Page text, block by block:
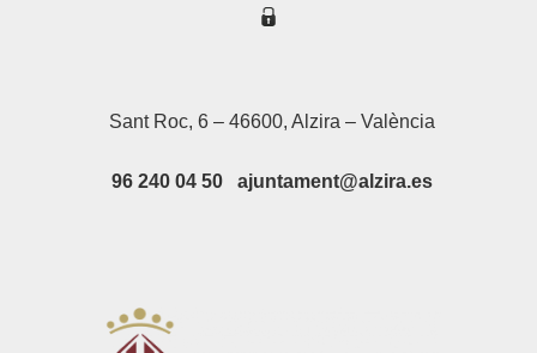
Sant Roc, 6 – 46600, Alzira – València
96 240 04 50 ajuntament@alzira.es